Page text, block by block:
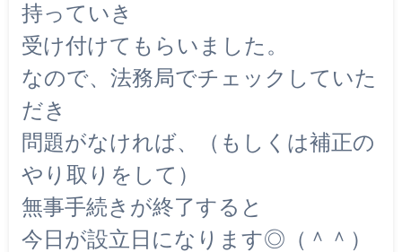
持っていき
受け付けてもらいました。
なので、法務局でチェックしていた
だき
問題がなければ、（もしくは補正の
やり取りをして）
無事手続きが終了すると
今日が設立日になります◎（＾＾）